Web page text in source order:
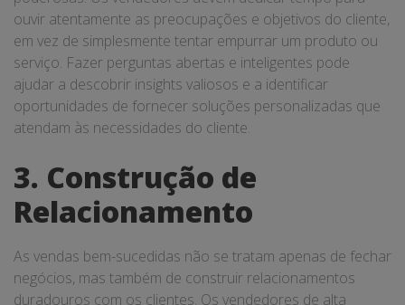
ouvir atentamente as preocupações e objetivos do cliente,
em vez de simplesmente tentar empurrar um produto ou
serviço. Fazer perguntas abertas e inteligentes pode
ajudar a descobrir insights valiosos e a identificar
oportunidades de fornecer soluções personalizadas que
atendam às necessidades do cliente.
3. Construção de
Relacionamento
As vendas bem-sucedidas não se tratam apenas de fechar
negócios, mas também de construir relacionamentos
duradouros com os clientes. Os vendedores de alta